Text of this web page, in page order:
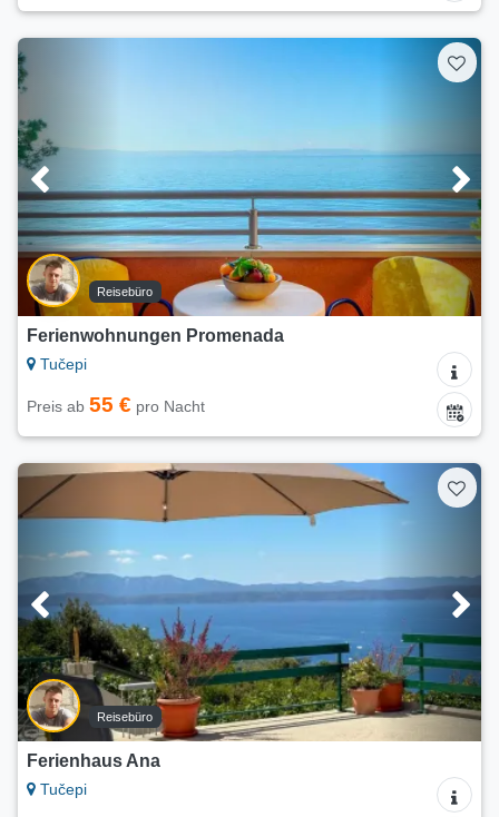
Reisebüro
Ferienwohnungen Promenada
Tučepi
Preis ab 55 € pro Nacht
Reisebüro
Ferienhaus Ana
Tučepi